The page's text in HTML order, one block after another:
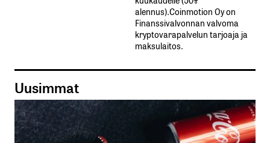
alennus).Coinmotion Oy on
Finanssivalvonnan valvoma
kryptovarapalvelun tarjoaja ja
maksulaitos.
Uusimmat